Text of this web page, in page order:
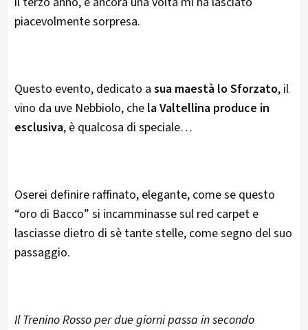
piacevolmente sorpresa.
Questo evento, dedicato a sua maestà lo Sforzato, il
vino da uve Nebbiolo, che la Valtellina produce in
esclusiva, è qualcosa di speciale…
Oserei definire raffinato, elegante, come se questo
“oro di Bacco” si incamminasse sul red carpet e
lasciasse dietro di sè tante stelle, come segno del suo
passaggio.
Il Trenino Rosso per due giorni passa in secondo